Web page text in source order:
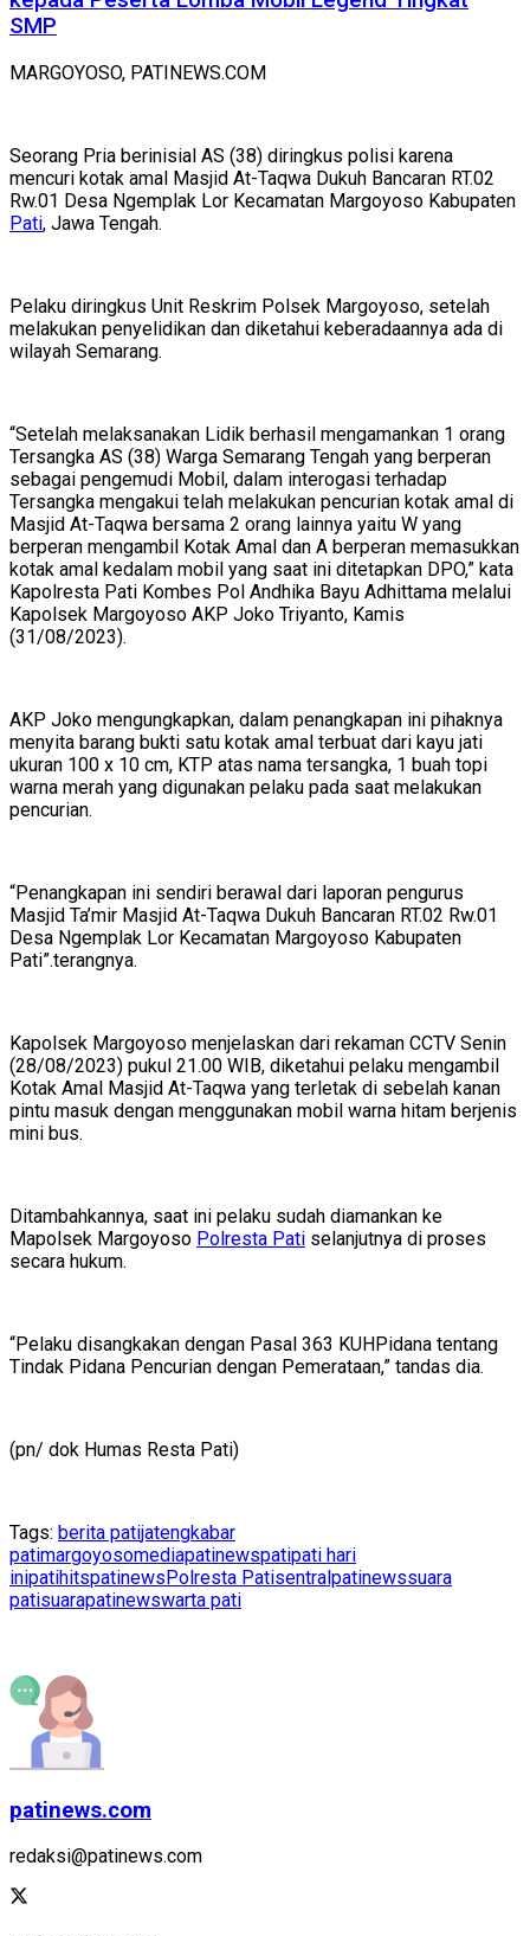
SMP
MARGOYOSO, PATINEWS.COM
Seorang Pria berinisial AS (38) diringkus polisi karena
mencuri kotak amal Masjid At-Taqwa Dukuh Bancaran RT.02
Rw.01 Desa Ngemplak Lor Kecamatan Margoyoso Kabupaten
Pati, Jawa Tengah.
Pelaku diringkus Unit Reskrim Polsek Margoyoso, setelah
melakukan penyelidikan dan diketahui keberadaannya ada di
wilayah Semarang.
“Setelah melaksanakan Lidik berhasil mengamankan 1 orang
Tersangka AS (38) Warga Semarang Tengah yang berperan
sebagai pengemudi Mobil, dalam interogasi terhadap
Tersangka mengakui telah melakukan pencurian kotak amal di
Masjid At-Taqwa bersama 2 orang lainnya yaitu W yang
berperan mengambil Kotak Amal dan A berperan memasukkan
kotak amal kedalam mobil yang saat ini ditetapkan DPO,” kata
Kapolresta Pati Kombes Pol Andhika Bayu Adhittama melalui
Kapolsek Margoyoso AKP Joko Triyanto, Kamis
(31/08/2023).
AKP Joko mengungkapkan, dalam penangkapan ini pihaknya
menyita barang bukti satu kotak amal terbuat dari kayu jati
ukuran 100 x 10 cm, KTP atas nama tersangka, 1 buah topi
warna merah yang digunakan pelaku pada saat melakukan
pencurian.
“Penangkapan ini sendiri berawal dari laporan pengurus
Masjid Ta’mir Masjid At-Taqwa Dukuh Bancaran RT.02 Rw.01
Desa Ngemplak Lor Kecamatan Margoyoso Kabupaten
Pati”.terangnya.
Kapolsek Margoyoso menjelaskan dari rekaman CCTV Senin
(28/08/2023) pukul 21.00 WIB, diketahui pelaku mengambil
Kotak Amal Masjid At-Taqwa yang terletak di sebelah kanan
pintu masuk dengan menggunakan mobil warna hitam berjenis
mini bus.
Ditambahkannya, saat ini pelaku sudah diamankan ke
Mapolsek Margoyoso Polresta Pati selanjutnya di proses
secara hukum.
“Pelaku disangkakan dengan Pasal 363 KUHPidana tentang
Tindak Pidana Pencurian dengan Pemerataan,” tandas dia.
(pn/ dok Humas Resta Pati)
Tags: berita patijatengkabar
patimargoyosomediapatinewspatipati hari
inipatihitspatinewsPolresta Patisentralpatinewssuara
patisuarapatinewswarta pati
patinews.com
redaksi@patinews.com